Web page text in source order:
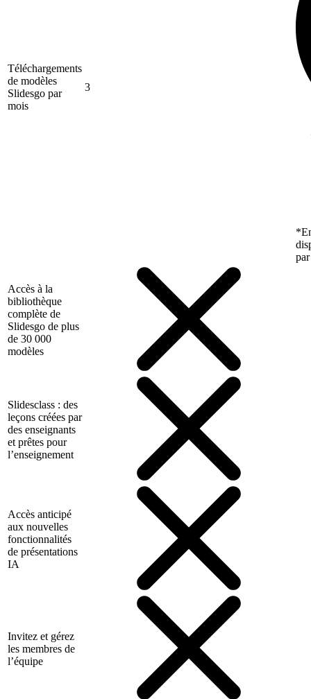
Téléchargements
de modèles
Slidesgo par
mois
3
Accès à la
bibliothèque
complète de
Slidesgo de plus
de 30 000
modèles
Slidesclass : des
leçons créées par
des enseignants
et prêtes pour
l’enseignement
Accès anticipé
aux nouvelles
fonctionnalités
de présentations
IA
Invitez et gérez
les membres de
l’équipe